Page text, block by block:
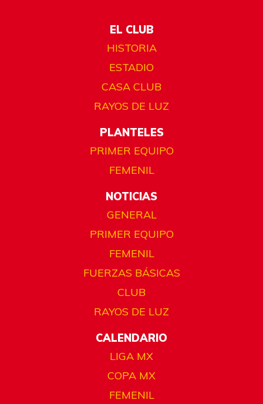
EL CLUB
HISTORIA
ESTADIO
CASA CLUB
RAYOS DE LUZ
PLANTELES
PRIMER EQUIPO
FEMENIL
NOTICIAS
GENERAL
PRIMER EQUIPO
FEMENIL
FUERZAS BÁSICAS
CLUB
RAYOS DE LUZ
CALENDARIO
LIGA MX
COPA MX
FEMENIL